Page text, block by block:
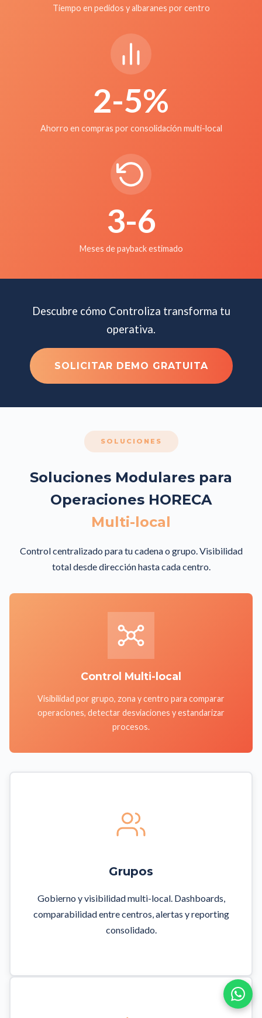
Tiempo en pedidos y albaranes por centro
2-5%
Ahorro en compras por consolidación multi-local
3-6
Meses de payback estimado
Descubre cómo Controliza transforma tu
operativa.
SOLICITAR DEMO GRATUITA
SOLUCIONES
Soluciones Modulares para
Operaciones HORECA
Multi-local
Control centralizado para tu cadena o grupo. Visibilidad
total desde dirección hasta cada centro.
Control Multi-local
Visibilidad por grupo, zona y centro para comparar
operaciones, detectar desviaciones y estandarizar
procesos.
Grupos
Gobierno y visibilidad multi-local. Dashboards,
comparabilidad entre centros, alertas y reporting
consolidado.